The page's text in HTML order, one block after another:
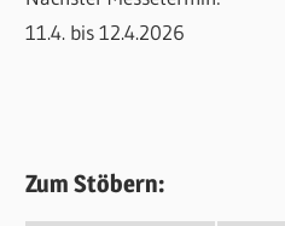
11.4. bis 12.4.2026
Zum Stöbern: